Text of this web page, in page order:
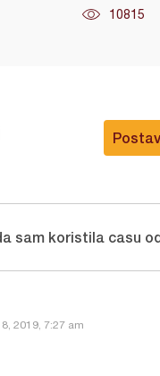
10815
2019, 7:27 am
sam koristila casu